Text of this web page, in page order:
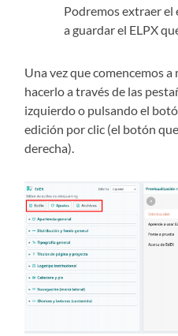
Podremos extraer
a guardar el ELPX
Una vez que comencemos
hacerlo a través de las
izquierdo o pulsando el
edición por clic (el botón
derecha).